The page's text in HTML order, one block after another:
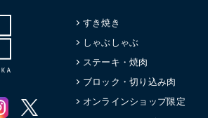
すき焼き
しゃぶしゃぶ
ステーキ・焼肉
ブロック・切り込み肉
オンラインショップ限定